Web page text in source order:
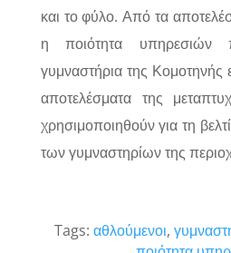
και το φύλο. Από τα
η ποιότητα
γυμναστήρια της Κομοτηνής
αποτελέσματα της
χρησιμοποιηθούν για τη
των γυμναστηρίων της
Tags:αθλούμενοι,